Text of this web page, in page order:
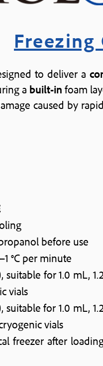
to deliver a
a built-in foam
caused by
before use
°C per minute
suitable for 1.0 mL,
vials
suitable for 1.0 mL,
vials
freezer after